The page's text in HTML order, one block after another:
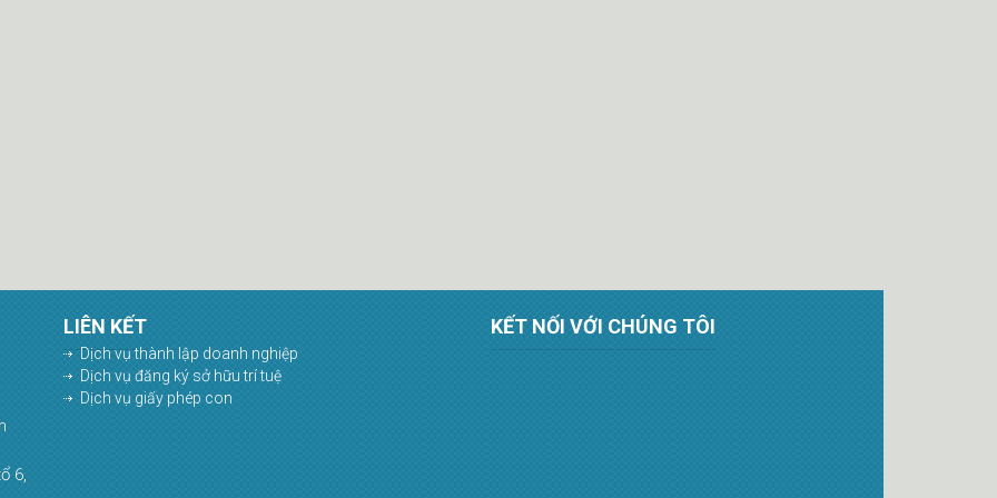
6,
LIÊN KẾT
Dịch vụ thành lập doanh nghiệp
Dịch vụ đăng ký sở hữu trí tuệ
Dịch vụ giấy phép con
KẾT NỐI VỚI CHÚNG TÔI